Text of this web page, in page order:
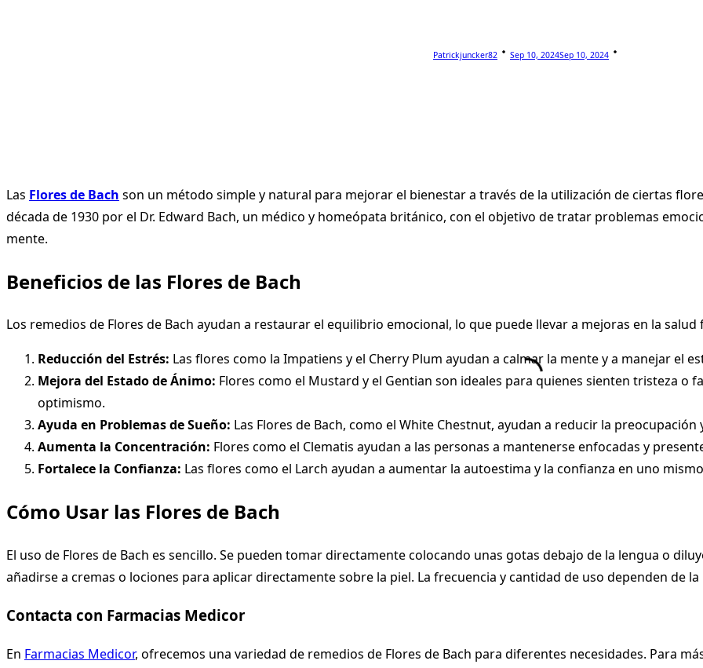
Patrickjuncker82 Sep 10, 2024Sep 10, 2024
Las Flores de Bach son un método simple y natural para mejorar el bienestar a través de la utilización de ciertas
década de 1930 por el Dr. Edward Bach, un médico y homeópata británico, con el objetivo de tratar problemas
mente.
Beneficios de las Flores de Bach
Los remedios de Flores de Bach ayudan a restaurar el equilibrio emocional, lo que puede llevar a mejoras en la
Reducción del Estrés: Las flores como la Impatiens y el Cherry Plum ayudan a calmar la mente y a manejar el
Mejora del Estado de Ánimo: Flores como el Mustard y el Gentian son ideales para quienes sienten tristeza o
optimismo.
Ayuda en Problemas de Sueño: Las Flores de Bach, como el White Chestnut, ayudan a reducir la
Aumenta la Concentración: Flores como el Clematis ayudan a las personas a mantenerse enfocadas y
Fortalece la Confianza: Las flores como el Larch ayudan a aumentar la autoestima y la confianza en uno
Cómo Usar las Flores de Bach
El uso de Flores de Bach es sencillo. Se pueden tomar directamente colocando unas gotas debajo de la lengua o
añadirse a cremas o lociones para aplicar directamente sobre la piel. La frecuencia y cantidad de uso dependen de
Contacta con Farmacias Medicor
En Farmacias Medicor, ofrecemos una variedad de remedios de Flores de Bach para diferentes necesidades. Para